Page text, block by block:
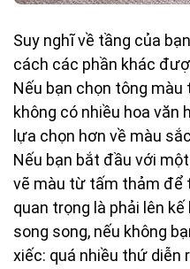
Suy nghĩ về tầng của
cách các phần khác
Nếu bạn chọn tông
không có nhiều hoa văn
lựa chọn hơn về màu
Nếu bạn bắt đầu với
vẽ màu từ tấm thảm để
quan trọng là phải lên
song song, nếu không
xiếc: quá nhiều thứ diễn